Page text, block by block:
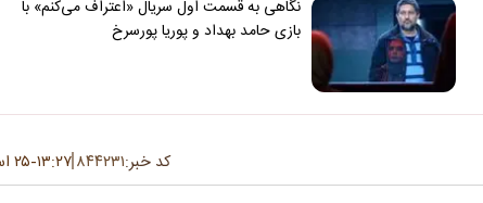
نگاهی به قسمت اول سریال «اعتراف می‌کنم» با
بازی حامد بهداد و پوریا پورسرخ
کد خبر:۸۴۴۲۳۱ ۱۳:۲۷-۲۵ اسفند ۱۴۰۳